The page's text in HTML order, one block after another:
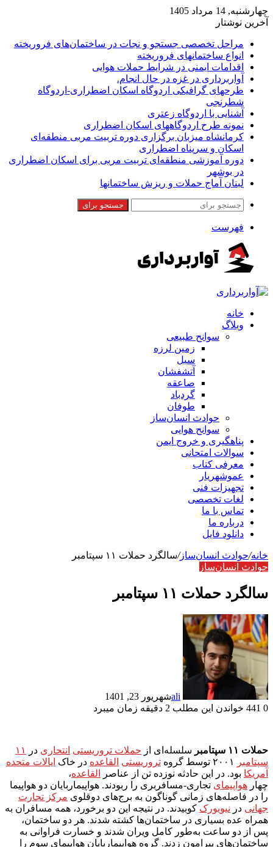
چهارشنبه, 14 مرداد 1405
آخرین نوشتار
مراحل تخصصی جستجو و نجات در ساختمان‌های فروریخته
انواع ساختمانهای فروریخته
اقدامات ایمنی در شرایط حملات هوایی
آواربرداری در غزه در حال انجام.
طرحهای گرافیکی اردوگاه اسکان اضطراری-اردوگاه
شطرنجی
آشنایی با اردوگاه زعتری
نمونه طرح اردوگاههای اسکان اضطراری
کرمانشاه میزبان برگزاری دوره تربیت مربی منطقه‌ای
اسکان و سرپناه اضطراری
دوره آموزشی منطقه‌ای تربیت مربی برای اسکان اضطراری
در بوشهر
لبنان آماج حملات و ریزش ساختمانها
جستجو برای
فهرست
خانه
وبلاگ
سوانح طبیعی
زمین لرزه
سیل
آتشفشان
صاعقه
گردباد
طوفان
حوادث انسان‌ساز
سوانح هوایی
پناهگیری و خروج ایمن
سوالات امتحانی
معرفی کتاب
عموشهریار
تجهیزات فنی
لغات تخصصی
تماس با ما
درباره ما
دانلود فایل
خانه/حوادث انسان‌ساز/سالگرد حملات ۱۱ سپتامبر
حوادث انسان‌ساز
سالگرد حملات ۱۱ سپتامبر
aliشهریور 23, 1401
0
خواندن این مطلب 2 دقیقه زمان میبرد
حملات ۱۱ سپتامبر سلسله‌ای از حملات تروریستی انتحاری در
۱۱
سپتامبر
تروریستی القاعده در خاک ایالات متحده
آمریکا بود. در این حادثه نوزده تن از عناصر القاعده،
چهار هواپیمای تجاری-مسافربری را ربودند. هواپیماربایان دو هواپیما
را در فاصله‌های زمانی گوناگون به برج‌های دوقلوی مرکز تجارت
جهانی در نیویورک کوبیدند. در نتیجه این دو برخورد، همه مسافران به
همراه عده بسیاری در ساختمان‌ها کشته شدند. هر دو ساختمان،
پس از دو ساعت به‌طور کامل ویران شدند و خسارت فراوانی به
ساختمان‌های پیرامون زدند. گروه هواپیماربایان هواپیمای سوم را